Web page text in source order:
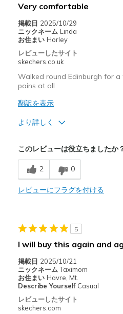
Very comfortable
掲載日 2025/10/29
ニックネーム Linda
お住まい Horley
レビューしたサイト
skechers.co.uk
Walked round Edinburgh for
pains at all
翻訳を表示
より詳しく
Width
Sizing
Feels true to
このレビューは役立ちましたか
2 0
レビューにフラグを付ける
5
I will buy this again and
掲載日 2025/10/21
ニックネーム Taximom
お住まい Havre, Mt.
Describe Yourself Casual
レビューしたサイト
skechers.com